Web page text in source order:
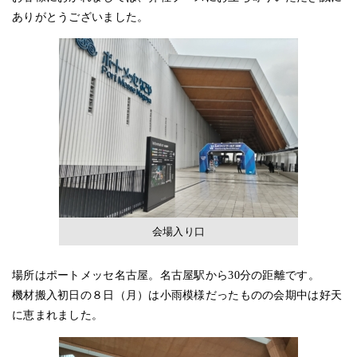
ありがとうございました。
会場入り口
場所はポートメッセ名古屋。名古屋駅から30分の距離です。
機材搬入初日の８日（月）は小雨模様だったものの会期中は好天
に恵まれました。